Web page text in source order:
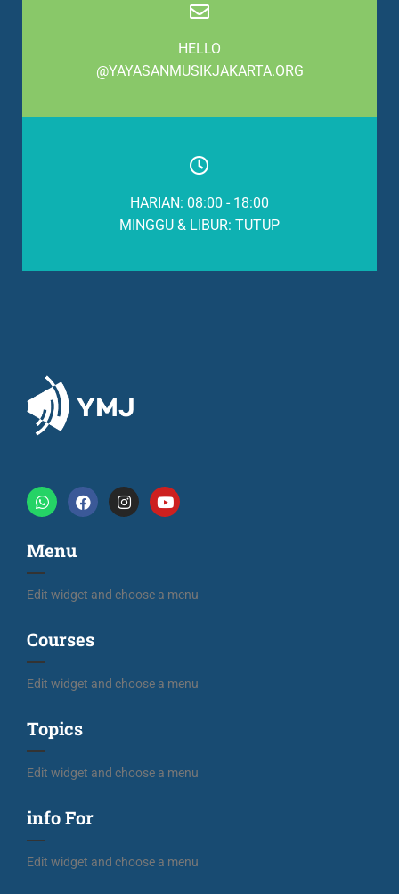
HELLO
@YAYASANMUSIKJAKARTA.ORG
HARIAN: 08:00 - 18:00
MINGGU & LIBUR: TUTUP
Menu
Edit widget and choose a menu
Courses
Edit widget and choose a menu
Topics
Edit widget and choose a menu
info For
Edit widget and choose a menu